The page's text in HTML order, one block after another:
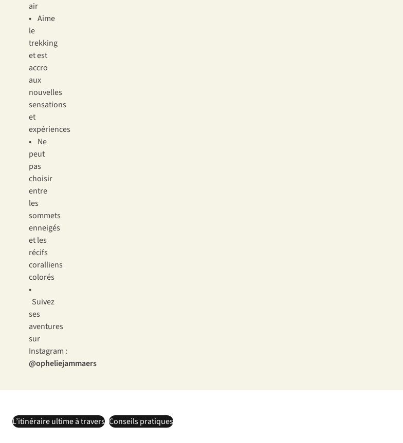
air
• Aime
le
trekking
et est
accro
aux
nouvelles
sensations
et
expériences
• Ne
peut
pas
choisir
entre
les
sommets
enneigés
et les
récifs
coralliens
colorés
•
Suivez
ses
aventures
sur
Instagram :
@opheliejammaers
L’itinéraire ultime à travers Conseils pratiques